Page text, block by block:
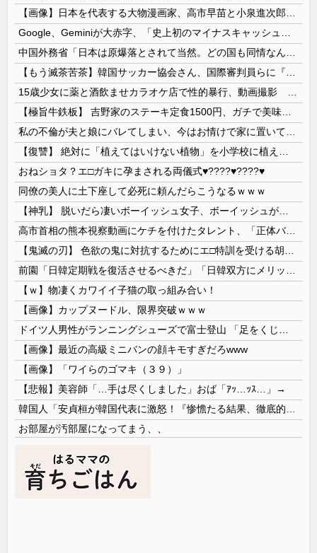
【画像】日本を代表する大物漫画家、高市早苗と小泉進次郎にガチギレ 痛烈な風刺漫画を投稿
Google、Geminiが大赤字、「史上初のマイナスキャッシュフロー」に陥る
中国外務省「日本は原爆落とされて当然。どの国も同情なんかしない」
【もう滅茶苦茶】韓国サッカー協会さん、国際審判員らに『性接待』をしていたことが判明 2011～12年にかけて 日本審判も対象との指摘も
15歳少女に薬と酒飲ませカラオケ店で性的暴行、動画撮影 54歳無職を再逮捕 動画770本も見つかる
【極旨牛鉄板】 吉野家のステーキ定食1500円、ガチで美味そうｗｗｗ
私の不倫が夫と娘にバレてしまい、今はお情けで家に置いてもらっている状態です。行為を娘に見られていたなんて全く気付きませんでした。娘の「汚...
【復讐】 絶対に「植えてはいけない植物」を小学校に植えた→20年経って見に行くと…「！？」衝撃の光景が・・・
おねショタ？エ□ガキに孕まされる両儀式♥️????♥️????♥️
同僚の美人に土下座して必死に頼んだらこうなるｗｗｗ
【神乳】 脱いだら凄いボーイッシュ女子、ボーイッシュがどうでも良くなる ”お○ぱい” がこちらｗｗｗｗｗ
高市首相の熊本視察動画にケチを付けたタレント、「正体バレバレよな」と黒電話の呼び方であっさりと……
【鬼滅の刃】 色欲の鬼に対抗するためにエ□特訓を受ける胡蝶しのぶ…！クールなしのぶが快楽に抗えず翻弄されちゃう…
前園「日韓定期戦を復活させるべきだ」「日韓双方にメリットがある」……日本へのメリットがなにもないんですが、それは
【ｗ】物凄くカワイイ子猫の取っ組み合い！
【画像】カップヌードル、限界突破ｗｗｗ
ドイツ人男性がランニングシューズで富士登山 「足をくじいて動けない」
【画像】最近の高級ミニバンの顔キモすぎだろwww
【画像】「ワイらのゴマキ（３９）」
【悲報】美容師「…手は尽くしました」おば「ｱｯ…ｯｽ…」→
韓国人「安貞桓が韓国代表に激怒！『惨憺たる結果、徹底的な刷新が必要だ』と監督や協会を痛烈批判」
お部屋が汚部屋になってまう、、